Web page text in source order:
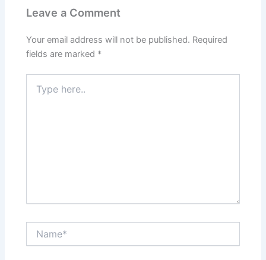
Leave a Comment
Your email address will not be published. Required
fields are marked *
here..